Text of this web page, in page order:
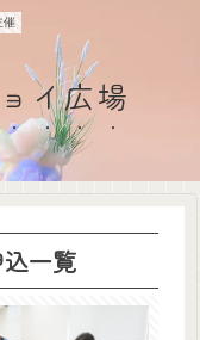
催
イ広場
一覧